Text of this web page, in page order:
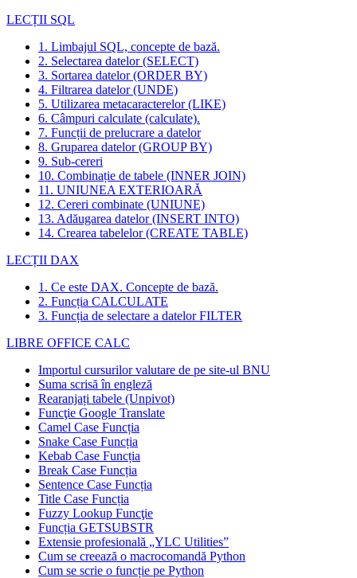
LECȚII SQL
1. Limbajul SQL, concepte de bază.
2. Selectarea datelor (SELECT)
3. Sortarea datelor (ORDER BY)
4. Filtrarea datelor (UNDE)
5. Utilizarea metacaracterelor (LIKE)
6. Câmpuri calculate (calculate).
7. Funcții de prelucrare a datelor
8. Gruparea datelor (GROUP BY)
9. Sub-cereri
10. Combinație de tabele (INNER JOIN)
11. UNIUNEA EXTERIOARĂ
12. Cereri combinate (UNIUNE)
13. Adăugarea datelor (INSERT INTO)
14. Crearea tabelelor (CREATE TABLE)
LECȚII DAX
1. Ce este DAX. Concepte de bază.
2. Funcția CALCULATE
3. Funcția de selectare a datelor FILTER
LIBRE OFFICE CALC
Importul cursurilor valutare de pe site-ul BNU
Suma scrisă în engleză
Rearanjați tabele (Unpivot)
Funcţie Google Translate
Camel Case Funcția
Snake Case Funcția
Kebab Case Funcția
Break Case Funcția
Sentence Case Funcția
Title Case Funcția
Fuzzy Lookup Funcţie
Funcția GETSUBSTR
Extensie profesională „YLC Utilities”
Cum se creează o macrocomandă Python
Cum se scrie o funcție pe Python